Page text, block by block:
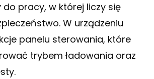
pracy, w której liczy się
W urządzeniu
panelu sterowania, które
trybem ładowania oraz